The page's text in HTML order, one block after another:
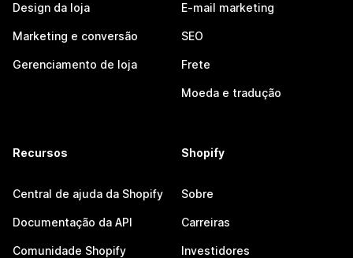
Design da loja
Marketing e conversão
Gerenciamento de loja
E-mail marketing
SEO
Frete
Moeda e tradução
Recursos
Central de ajuda da Shopify
Documentação da API
Comunidade Shopify
Shopify
Sobre
Carreiras
Investidores